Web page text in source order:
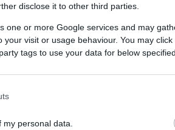
disclose it to other third parties.
one or more Google services and may
visit or usage behaviour. You may
tags to use your data for below
personal data.
βάρους και όχι μόνο
να δούμε στο εγγύς
είτε στις μελέτες
διαβητικούς σε άσχημες